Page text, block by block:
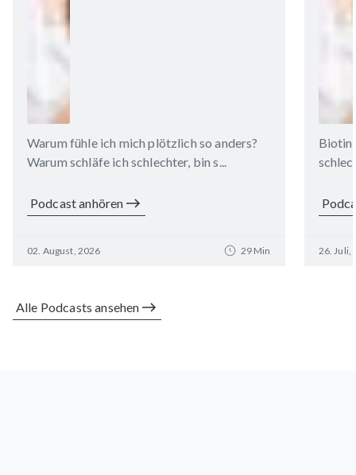
Warum fühle ich mich plötzlich so anders?
Warum schläfe ich schlechter, bin s...
Podcast anhören
02. August, 2026 29 Min
Biotin
26. Juli,
Alle Podcasts ansehen